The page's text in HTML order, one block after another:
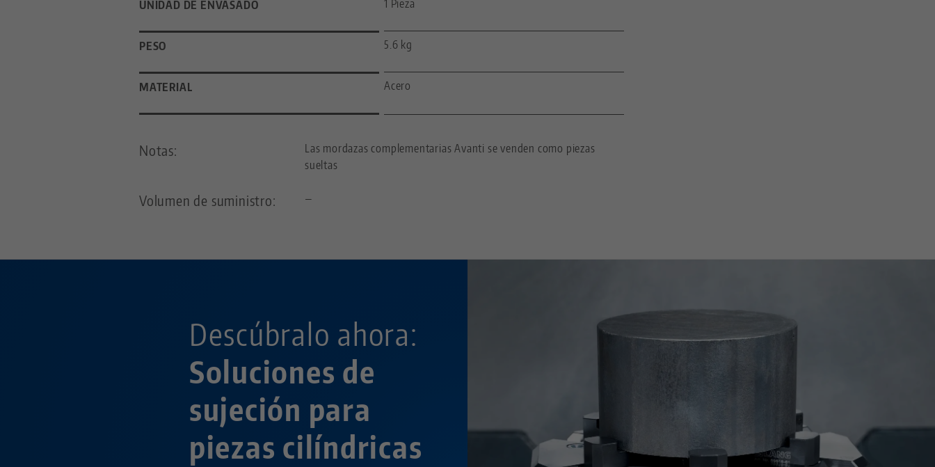
UNIDAD DE ENVASADO 1 Pieza
PESO 5.6 kg
MATERIAL Acero
Notas:
Las mordazas complementarias Avanti se venden como piezas
sueltas
Volumen de suministro: —
Soluciones de
sujeción para
piezas cilíndricas
Descúbralo ahora: